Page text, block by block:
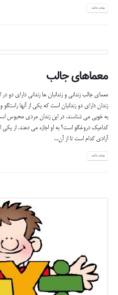
بیشتر بدانید...
معماهای جالب
معمای جالب زندانی و زندانبان ها زنداني داراي
زندان داراي دو زندانبان است كه يكي از آنها
به خوبي مي شناسند. در اين زندان مردي محبوس است
آزادي كدام است تا از آن...
بیشتر بدانید...